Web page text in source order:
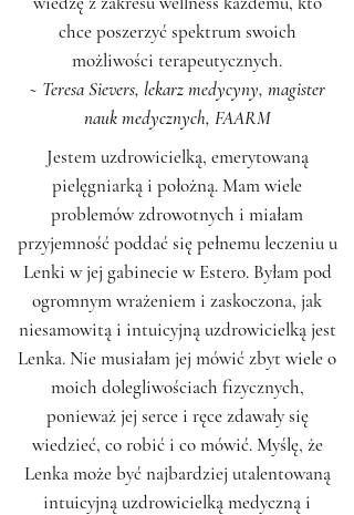
chce poszerzyć spektrum swoich
możliwości terapeutycznych.
~ Teresa Sievers, lekarz medycyny, magister
nauk medycznych, FAARM
Jestem uzdrowicielką, emerytowaną
pielęgniarką i położną. Mam wiele
problemów zdrowotnych i miałam
przyjemność poddać się pełnemu leczeniu u
Lenki w jej gabinecie w Estero. Byłam pod
ogromnym wrażeniem i zaskoczona, jak
niesamowitą i intuicyjną uzdrowicielką jest
Lenka. Nie musiałam jej mówić zbyt wiele o
moich dolegliwościach fizycznych,
ponieważ jej serce i ręce zdawały się
wiedzieć, co robić i co mówić. Myślę, że
Lenka może być najbardziej utalentowaną
intuicyjną uzdrowicielką medyczną i